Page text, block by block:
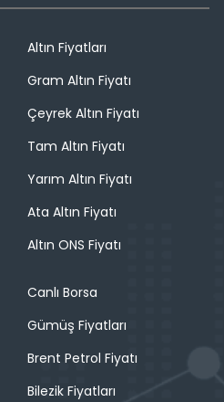
Altın Fiyatları
Gram Altın Fiyatı
Çeyrek Altın Fiyatı
Tam Altın Fiyatı
Yarım Altın Fiyatı
Ata Altın Fiyatı
Altın ONS Fiyatı
Canlı Borsa
Gümüş Fiyatları
Brent Petrol Fiyatı
Bilezik Fiyatları